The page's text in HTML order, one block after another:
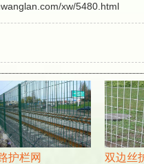
xw/5480.html
护栏网 双边丝